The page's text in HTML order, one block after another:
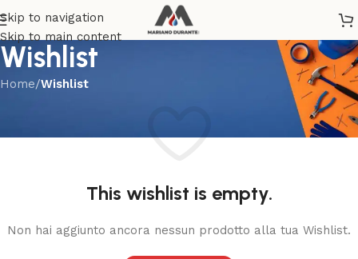
Skip to navigation
Skip to main content
Wishlist
Home/Wishlist
This wishlist is empty.
Non hai aggiunto ancora nessun prodotto alla tua Wishlist.